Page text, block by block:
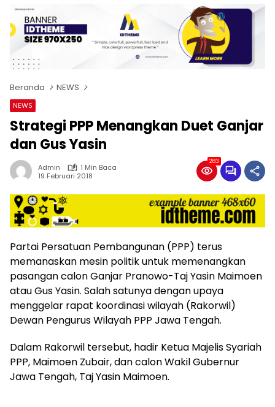
Beranda NEWS
NEWS
Strategi PPP Menangkan Duet Ganjar
dan Gus Yasin
Admin
1 Min Baca
19 Februari 2018
283
Partai Persatuan Pembangunan (PPP) terus
memanaskan mesin politik untuk memenangkan
pasangan calon Ganjar Pranowo-Taj Yasin Maimoen
atau Gus Yasin. Salah satunya dengan upaya
menggelar rapat koordinasi wilayah (Rakorwil)
Dewan Pengurus Wilayah PPP Jawa Tengah.
Dalam Rakorwil tersebut, hadir Ketua Majelis Syariah
PPP, Maimoen Zubair, dan calon Wakil Gubernur
Jawa Tengah, Taj Yasin Maimoen.